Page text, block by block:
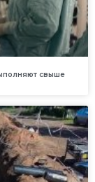
свыше